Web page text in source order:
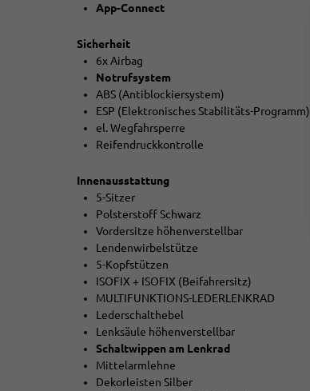
App-Connect
Sicherheit
6x Airbag
Notrufsystem
ABS (Antiblockiersystem)
ESP (Elektronisches Stabilitäts-Programm)
el. Wegfahrsperre
Reifendruckkontrolle
Innenausstattung
5-Sitzer
Polsterstoff Schwarz
Vordersitze höhenverstellbar
Lendenwirbelstütze
5-Kopfstützen
ISOFIX + ISOFIX (Beifahrersitz)
MULTIFUNKTIONS-LEDERLENKRAD
Lederschalthebel
Lenksäule höhenverstellbar
Schaltwippen am Lenkrad
Mittelarmlehne
Dekorleisten Silber